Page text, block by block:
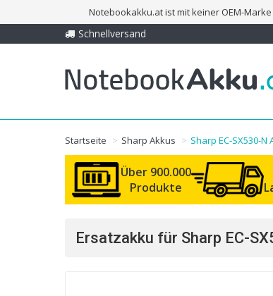
Notebookakku.at ist mit keiner OEM-
Schnellversand
Startseite Sharp Akkus Sharp EC-SX530-N
Über 900.000
Produkte
Ersatzakku für Sharp EC-